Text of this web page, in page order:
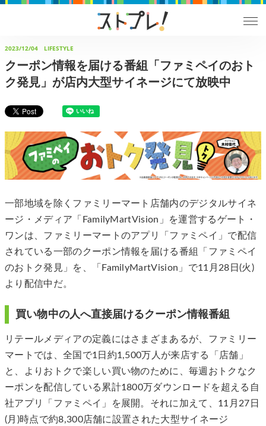
2023/12/04 LIFESTYLE
クーポン情報を届ける番組「ファミペイのおト
ク発見」が店内大型サイネージにて放映中
一部地域を除くファミリーマート店舗内のデジタルサイネ
ージ・メディア「FamilyMartVision」を運営するゲート・
ワンは、ファミリーマートのアプリ「ファミペイ」で配信
されている一部のクーポン情報を届ける番組「ファミペイ
のおトク発見」を、「FamilyMartVision」で11月28日(火)
より配信中だ。
買い物中の人へ直接届けるクーポン情報番組
リテールメディアの定義にはさまざまあるが、ファミリー
マートでは、全国で1日約1,500万人が来店する「店舗」
と、よりおトクで楽しい買い物のために、毎週おトクなク
ーポンを配信している累計1800万ダウンロードを超える自
社アプリ「ファミペイ」を展開。それに加えて、11月27日
(月)時点で約8,300店舗に設置された大型サイネージ